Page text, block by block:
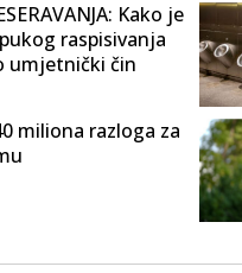
Kako je
raspisivanja
umjetnički čin
miliona razloga za